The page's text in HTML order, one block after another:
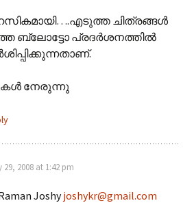
ചിത്രങ്ങള്‍
ബ്ലോട്ടോ പ്രദര്‍ശനത്തില്‍
നേരുന്നു
29, 2008 at 1:42 pm
Joshyjoshykr@gmail.com